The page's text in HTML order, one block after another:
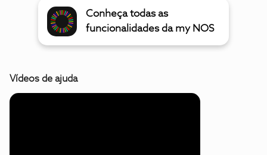
Conheça todas as
funcionalidades da my NOS
Vídeos de ajuda